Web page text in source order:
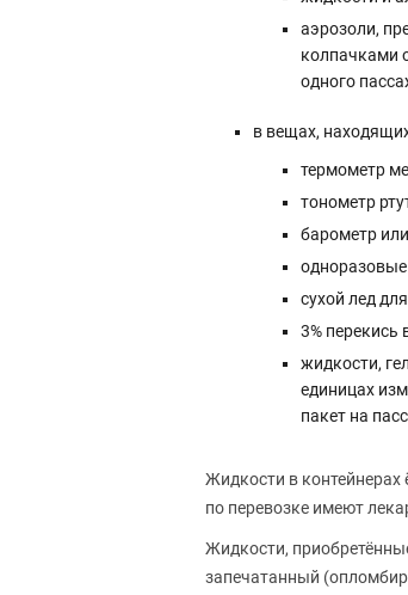
аэрозоли,
колпачками
одного
в вещах,
термометр
тонометр
барометр
сухой лед
3% перекись
жидкости,
единицах
пакет на
Жидкости в
по перевозке имеют
Жидкости,
запечатанный